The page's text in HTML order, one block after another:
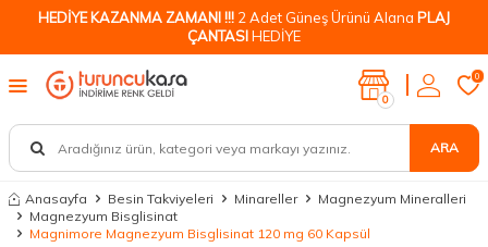
HEDİYE KAZANMA ZAMANI !!! 2 Adet Güneş Ürünü Alana PLAJ
ÇANTASIHEDİYE
ARA
0
0
Anasayfa Besin Takviyeleri Minareller
Magnezyum Mineralleri
Magnezyum Bisglisinat
Magnimore Magnezyum Bisglisinat 120 mg 60 Kapsül